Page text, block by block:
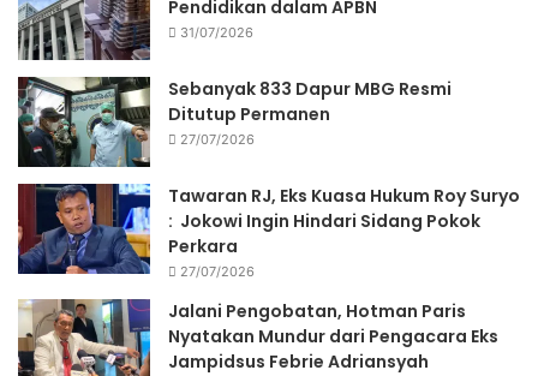
Pendidikan dalam APBN
31/07/2026
Sebanyak 833 Dapur MBG Resmi
Ditutup Permanen
27/07/2026
Tawaran RJ, Eks Kuasa Hukum Roy Suryo
: Jokowi Ingin Hindari Sidang Pokok
Perkara
27/07/2026
Jalani Pengobatan, Hotman Paris
Nyatakan Mundur dari Pengacara Eks
Jampidsus Febrie Adriansyah